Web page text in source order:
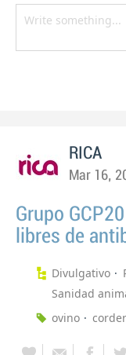
RICA
Mar 16,
Grupo
libres de
Divulgativo
Sanidad
ovino